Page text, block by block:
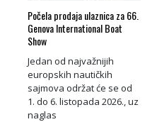
Počela prodaja ulaznica za 66.
Genova International Boat
Show
Jedan od najvažnijih
europskih nautičkih
sajmova održat će se od
1. do 6. listopada 2026., uz
naglas